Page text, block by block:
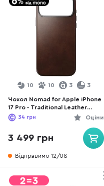
10 10 3 3
Чохол Nomad for Apple iPhone
17 Pro - Traditional Leather
Horween Rustic Brown
(NM011970858)
Оціни
34 грн
3 499 грн
Відправимо 12/08